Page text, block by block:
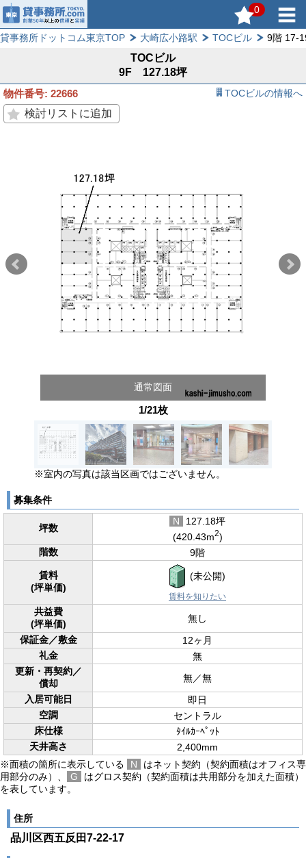
0
貸事務所ドットコム東京TOP 大崎広小路駅 TOCビル 9階 17-
TOCビル
9F 127.18坪
物件番号: 22666
TOCビルの情報へ
検討リストに追加
通常図面
1/21枚
※室内の写真は該当区画ではございません。
募集条件
坪数
N
127.18坪
(420.43m2)
階数
9階
賃料
(坪単価)
(未公開)
賃料を知りたい
共益費
(坪単価)
無し
保証金／敷金
12ヶ月
礼金
無
更新・再契約／
償却
無／無
入居可能日
即日
空調
セントラル
床仕様
ﾀｲﾙｶｰﾍﾟｯﾄ
天井高さ
2,400mm
※面積の箇所に表示している
N
はネット契約（契約面積はオフィス専
用部分のみ）、
G
はグロス契約（契約面積は共用部分を加えた面積）
を表しています。
住所
品川区西五反田7-22-17